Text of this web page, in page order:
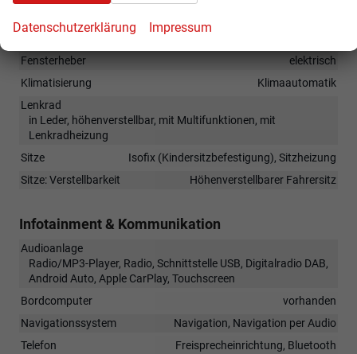
Innen
Fensterheber
elektrisch
Klimatisierung
Klimaautomatik
Lenkrad
in Leder, höhenverstellbar, mit Multifunktionen, mit
Lenkradheizung
Sitze
Isofix (Kindersitzbefestigung), Sitzheizung
Sitze: Verstellbarkeit
Höhenverstellbarer Fahrersitz
Infotainment & Kommunikation
Audioanlage
Radio/MP3-Player, Radio, Schnittstelle USB, Digitalradio DAB,
Android Auto, Apple CarPlay, Touchscreen
Bordcomputer
vorhanden
Navigationssystem
Navigation, Navigation per Audio
Telefon
Freisprecheinrichtung, Bluetooth
Datenschutzerklärung Impressum